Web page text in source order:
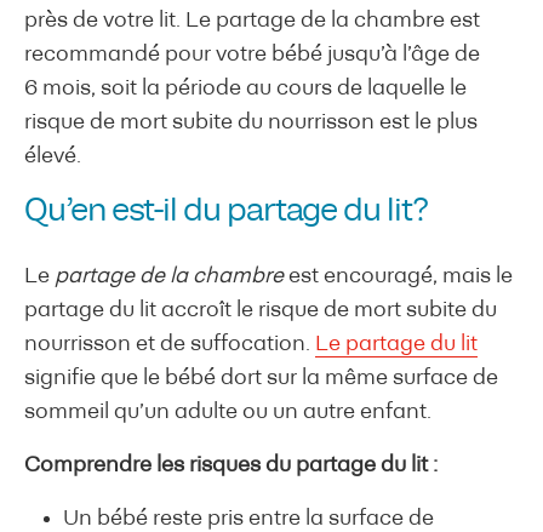
près de votre lit. Le partage de la chambre est
recommandé pour votre bébé jusqu’à l’âge de
6 mois, soit la période au cours de laquelle le
risque de mort subite du nourrisson est le plus
élevé.
Qu’en est-il du partage du lit?
Le partage de la chambreest encouragé, mais le
partage du lit accroît le risque de mort subite du
nourrisson et de suffocation. Le partage du lit
signifie que le bébé dort sur la même surface de
sommeil qu’un adulte ou un autre enfant.
Comprendre les risques du partage du lit :
Un bébé reste pris entre la surface de